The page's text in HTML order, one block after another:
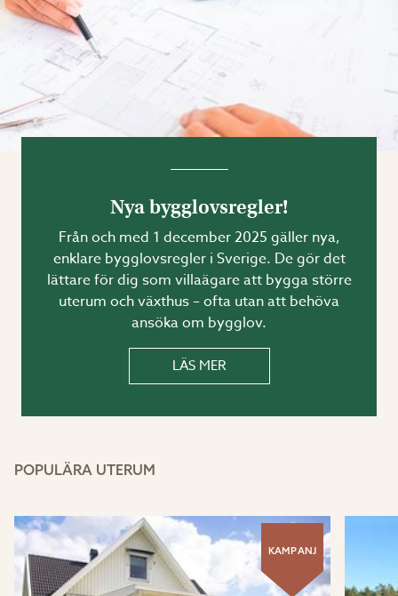
Nya bygglovsregler!
Från och med 1 december 2025 gäller nya,
enklare bygglovsregler i Sverige. De gör det
lättare för dig som villaägare att bygga större
uterum och växthus – ofta utan att behöva
ansöka om bygglov.
LÄS MER
POPULÄRA UTERUM
KAMPANJ